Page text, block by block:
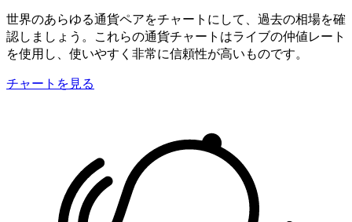
世界のあらゆる通貨ペアをチャートにして、過去の相場を確
認しましょう。これらの通貨チャートはライブの仲値レート
を使用し、使いやすく非常に信頼性が高いものです。
チャートを見る